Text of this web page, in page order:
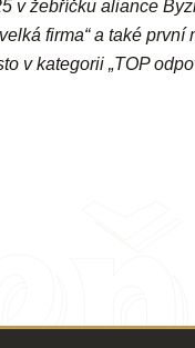
v žebříčku aliance
firma“ a také
v kategorii „TOP